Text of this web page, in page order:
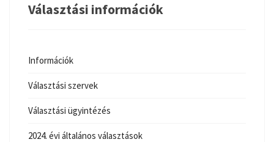
Választási információk
Információk
Választási szervek
Választási ügyintézés
2024. évi általános választások